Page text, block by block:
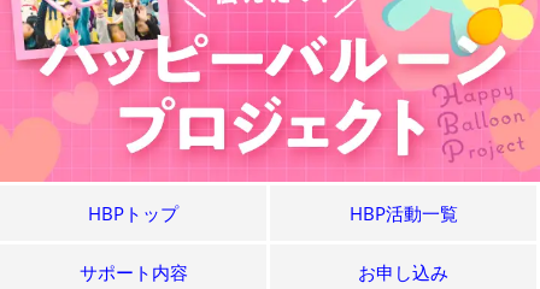
HBPトップ HBP活動一覧
サポート内容 お申し込み